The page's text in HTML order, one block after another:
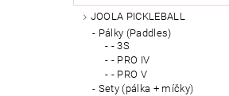
JOOLA PICKLEBALL
Pálky (Paddles)
- 3S
- PRO IV
- PRO V
Sety (pálka + míčky)